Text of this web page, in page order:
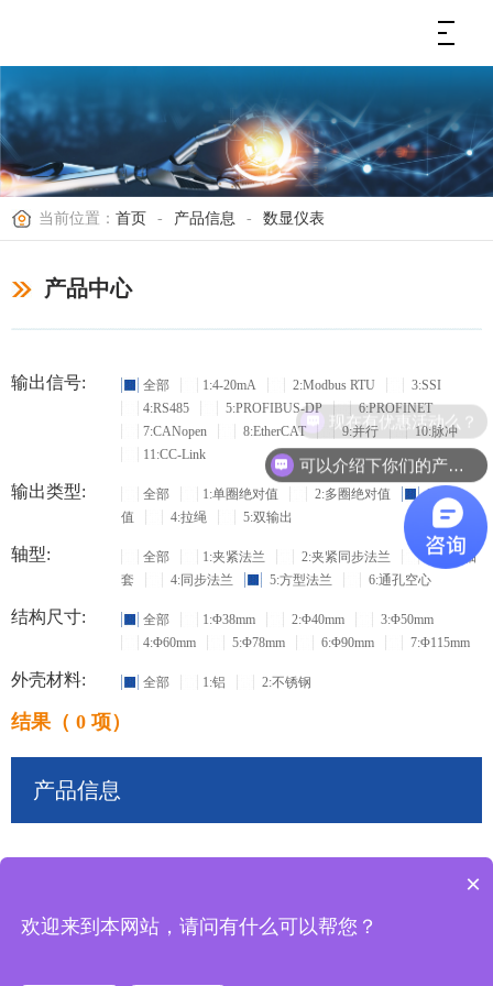
当前位置： 首页 - 产品信息 - 数显仪表
产品中心
输出信号: 全部 1:4-20mA 2:Modbus RTU
3:SSI
4:RS485
5:PROFIBUS-DP
6:PROFINET
7:CANopen
8:EtherCAT 9:并行
10:脉冲
11:CC-Link
输出类型: 全部 1:单圈绝对值 2:多圈绝对值
3:增量
值
4:拉绳 5:双输出
轴型: 全部 1:夹紧法兰 2:夹紧同步法兰
3:盲孔轴
套
4:同步法兰 5:方型法兰 6:通孔空心
结构尺寸: 全部 1:Φ38mm 2:Φ40mm
3:Φ50mm
4:Φ60mm
5:Φ78mm 6:Φ90mm 7:Φ115mm
外壳材料: 全部 1:铝 2:不锈钢
结果（ 0 项）
产品信息
可以介绍下你们的产品么？
现在有优惠活动么？
×
欢迎来到本网站，请问有什么可以帮您？